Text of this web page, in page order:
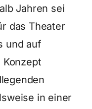
Jahren sei
das Theater
und auf
Konzept
in einer